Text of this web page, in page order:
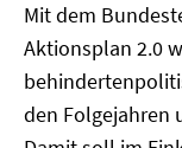
Mit dem
Aktionsplan 2.0
den Folgejahren